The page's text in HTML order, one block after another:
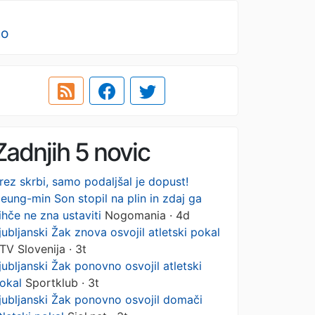
5 novic
skrbi, samo podaljšal je dopust!
min Son stopil na plin in zdaj ga
ne zna ustaviti Nogomania · 4d
Žak znova osvojil atletski pokal
Slovenija · 3t
Žak ponovno osvojil atletski
Sportklub · 3t
Žak ponovno osvojil domači